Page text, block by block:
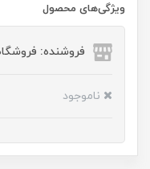
ویژگی‌های محصول
فروشنده:
ناموجود